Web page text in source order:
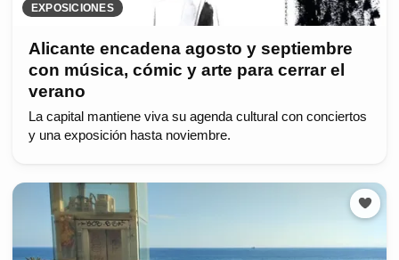
EXPOSICIONES
Alicante encadena agosto y septiembre
con música, cómic y arte para cerrar el
verano
La capital mantiene viva su agenda cultural con conciertos
y una exposición hasta noviembre.